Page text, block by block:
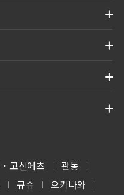
고신에츠 | 관동 |
| 규슈 | 오키나와 |